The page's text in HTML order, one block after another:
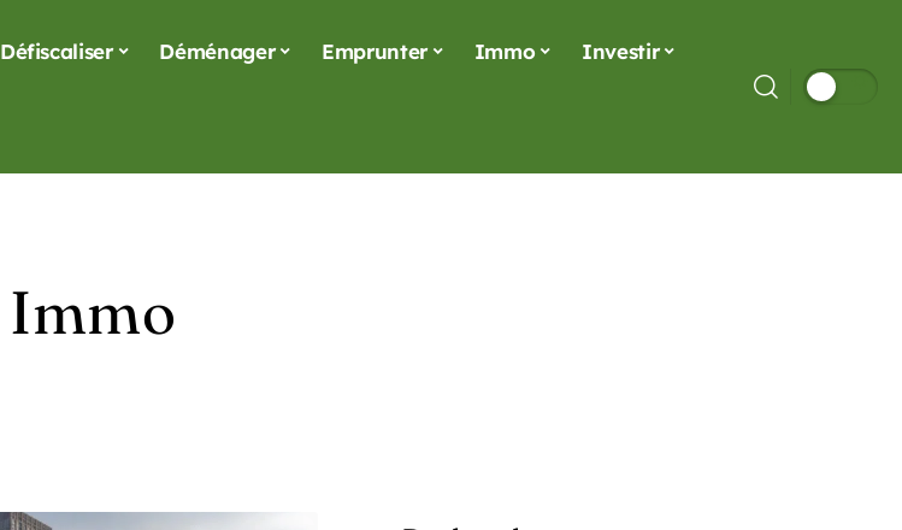
Défiscaliser Déménager Emprunter Immo Investir
Immo